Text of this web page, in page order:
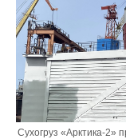
Сухогруз «Арктика-2»